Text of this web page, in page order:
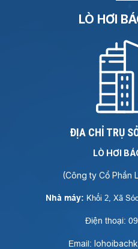
LÒ HƠI
ĐỊA CHỈ TRỤ
LÒ HƠI
(Công ty Cổ Phần
Nhà máy: Khối 2, Xã
Điện thoại:
Email: